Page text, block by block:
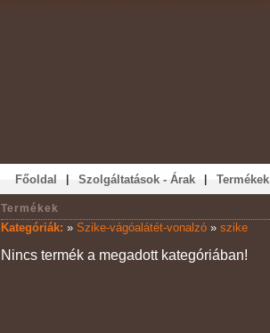
Főoldal | Szolgáltatások - Árak | Termékek
Termékek
Kategóriák: » Szike-vágóalátét-vonalzó» szike
Nincs termék a megadott kategóriában!